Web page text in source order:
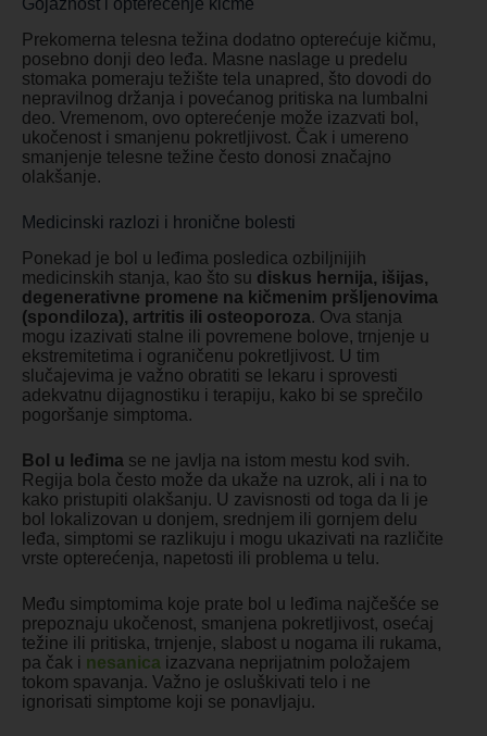
Gojaznost i opterećenje kičme
Prekomerna telesna težina dodatno opterećuje kičmu,
posebno donji deo leđa. Masne naslage u predelu
stomaka pomeraju težište tela unapred, što dovodi do
nepravilnog držanja i povećanog pritiska na lumbalni
deo. Vremenom, ovo opterećenje može izazvati bol,
ukočenost i smanjenu pokretljivost. Čak i umereno
smanjenje telesne težine često donosi značajno
olakšanje.
Medicinski razlozi i hronične bolesti
Ponekad je bol u leđima posledica ozbiljnijih
medicinskih stanja, kao što su diskus hernija, išijas,
degenerativne promene na kičmenim pršljenovima
(spondiloza), artritis ili osteoporoza. Ova stanja
mogu izazivati stalne ili povremene bolove, trnjenje u
ekstremitetima i ograničenu pokretljivost. U tim
slučajevima je važno obratiti se lekaru i sprovesti
adekvatnu dijagnostiku i terapiju, kako bi se sprečilo
pogoršanje simptoma.
Bol u leđima se ne javlja na istom mestu kod svih.
Regija bola često može da ukaže na uzrok, ali i na to
kako pristupiti olakšanju. U zavisnosti od toga da li je
bol lokalizovan u donjem, srednjem ili gornjem delu
leđa, simptomi se razlikuju i mogu ukazivati na različite
vrste opterećenja, napetosti ili problema u telu.
Među simptomima koje prate bol u leđima najčešće se
prepoznaju ukočenost, smanjena pokretljivost, osećaj
težine ili pritiska, trnjenje, slabost u nogama ili rukama,
pa čak i nesanica izazvana neprijatnim položajem
tokom spavanja. Važno je osluškivati telo i ne
ignorisati simptome koji se ponavljaju.